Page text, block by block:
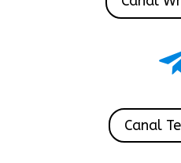
Canal